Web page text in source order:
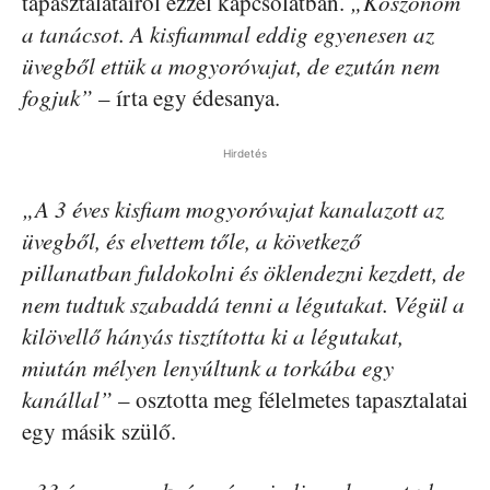
a tanácsot. A kisfiammal eddig egyenesen az
üvegből ettük a mogyoróvajat, de ezután nem
fogjuk” – írta egy édesanya.
Hirdetés
„A 3 éves kisfiam mogyoróvajat kanalazott az
üvegből, és elvettem tőle, a következő
pillanatban fuldokolni és öklendezni kezdett, de
nem tudtuk szabaddá tenni a légutakat. Végül a
kilövellő hányás tisztította ki a légutakat,
miután mélyen lenyúltunk a torkába egy
kanállal” – osztotta meg félelmetes tapasztalatai
egy másik szülő.